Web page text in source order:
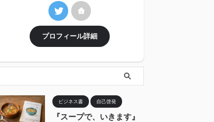
プロフィール詳細
ビジネス書 自己啓発
『スープで、いきます』